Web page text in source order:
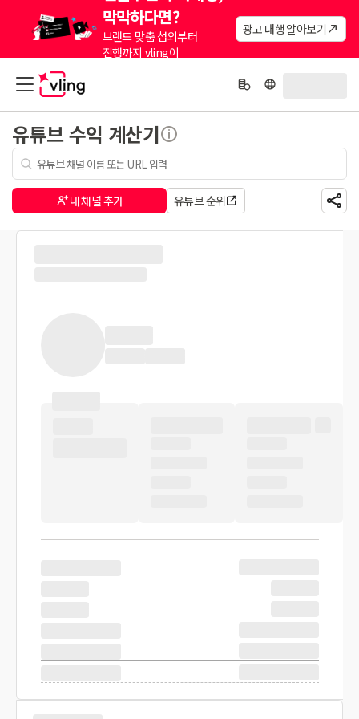
막막하다면?
브랜드 맞춤 섭외부터
진행까지 vling이
광고 대행 알아보기
유튜브 수익 계산기
내 채널 추가 유튜브 순위